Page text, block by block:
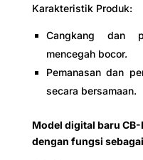
Karakteristik Produk:
Cangkang dan
mencegah bocor.
Pemanasan dan
secara bersamaan.
Model digital baru
dengan fungsi